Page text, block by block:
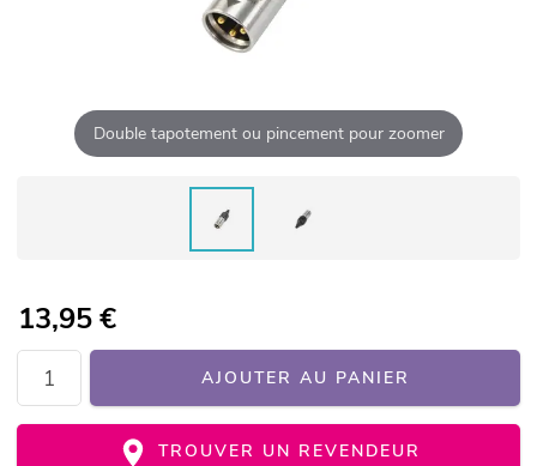
Double tapotement ou pincement pour zoomer
13,95€
AJOUTER AU PANIER
TROUVER UN REVENDEUR